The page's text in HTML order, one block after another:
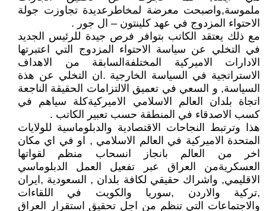
ملموسة,واصبحت معرضة لمخاطرعديدة تجاوزت جولة
الاحتواء المزدوج في عهد كلينتون – ال جور .
مع ذلك يعتقد الكاتب بتوافر فرص جيدة للرئيس الجديد
في التخلي عن سياسة الاحتواء المزدوج التي اعتبرتها
الادارات الاميركية المختلفةالسابقة من الاهداف
الاستراتجية في السياسة الخارجية .ان التخلي عن هذة
السياسة, و السعي في تعميق الالتزامات الحقيقة الناجعة
اتجاة بلدان العالم الاسلامي الاميركيةكلة سياهم في
كسب الاصدقاء في المنطقة حسب تعبير الكاتب .
هذا وترتبط النجاحات الاقتصادية والدبلوماسية للولايات
المتحدة الاميركية في العالم الاسلامي , او في اي مكان
اخر من العالم بانجاز انسحاب منظم لقواتها
العسكريةمن العراق عبر تفعيل العمل الدبلوماسي
الاقليمي, واشراك حقيقي لكافة بلدان , السعودية ,ايران
,تركية والاردن ,سوريا والكويت في اللقاءات
والاجتماعات التي تنظم من اجل تحقيق استقرار العراق